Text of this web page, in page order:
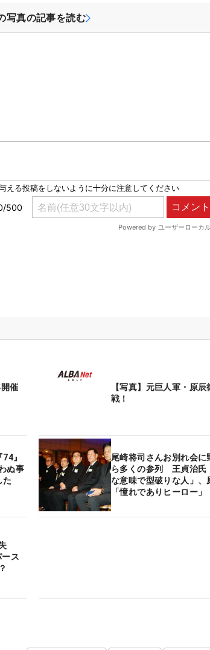
写真の記事を読む
催
【写真】元巨人軍・原
戦！
』
ぬ事
た
尾崎将司さんお別れ会に
ら多くの参列 王貞治氏
な意味で型破りな人」、
「憧れでありヒーロー」
ス